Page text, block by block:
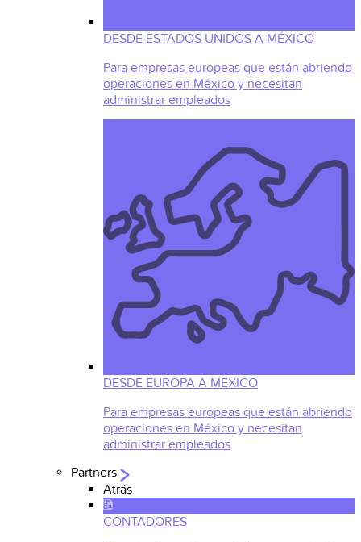
DESDE ESTADOS UNIDOS A MÉXICO
Para empresas europeas que están abriendo
operaciones en México y necesitan
administrar empleados
DESDE EUROPA A MÉXICO
Para empresas europeas que están abriendo
operaciones en México y necesitan
administrar empleados
Partners
Atrás
CONTADORES